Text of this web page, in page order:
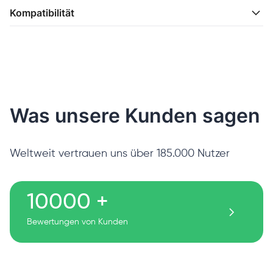
Kompatibilität
Was unsere Kunden sagen
Weltweit vertrauen uns über 185.000 Nutzer
10000 +
Bewertungen von Kunden